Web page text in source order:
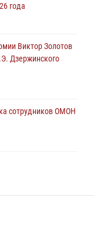
на футбольном
года
Виктор Золотов
Дзержинского
сотрудников ОМОН